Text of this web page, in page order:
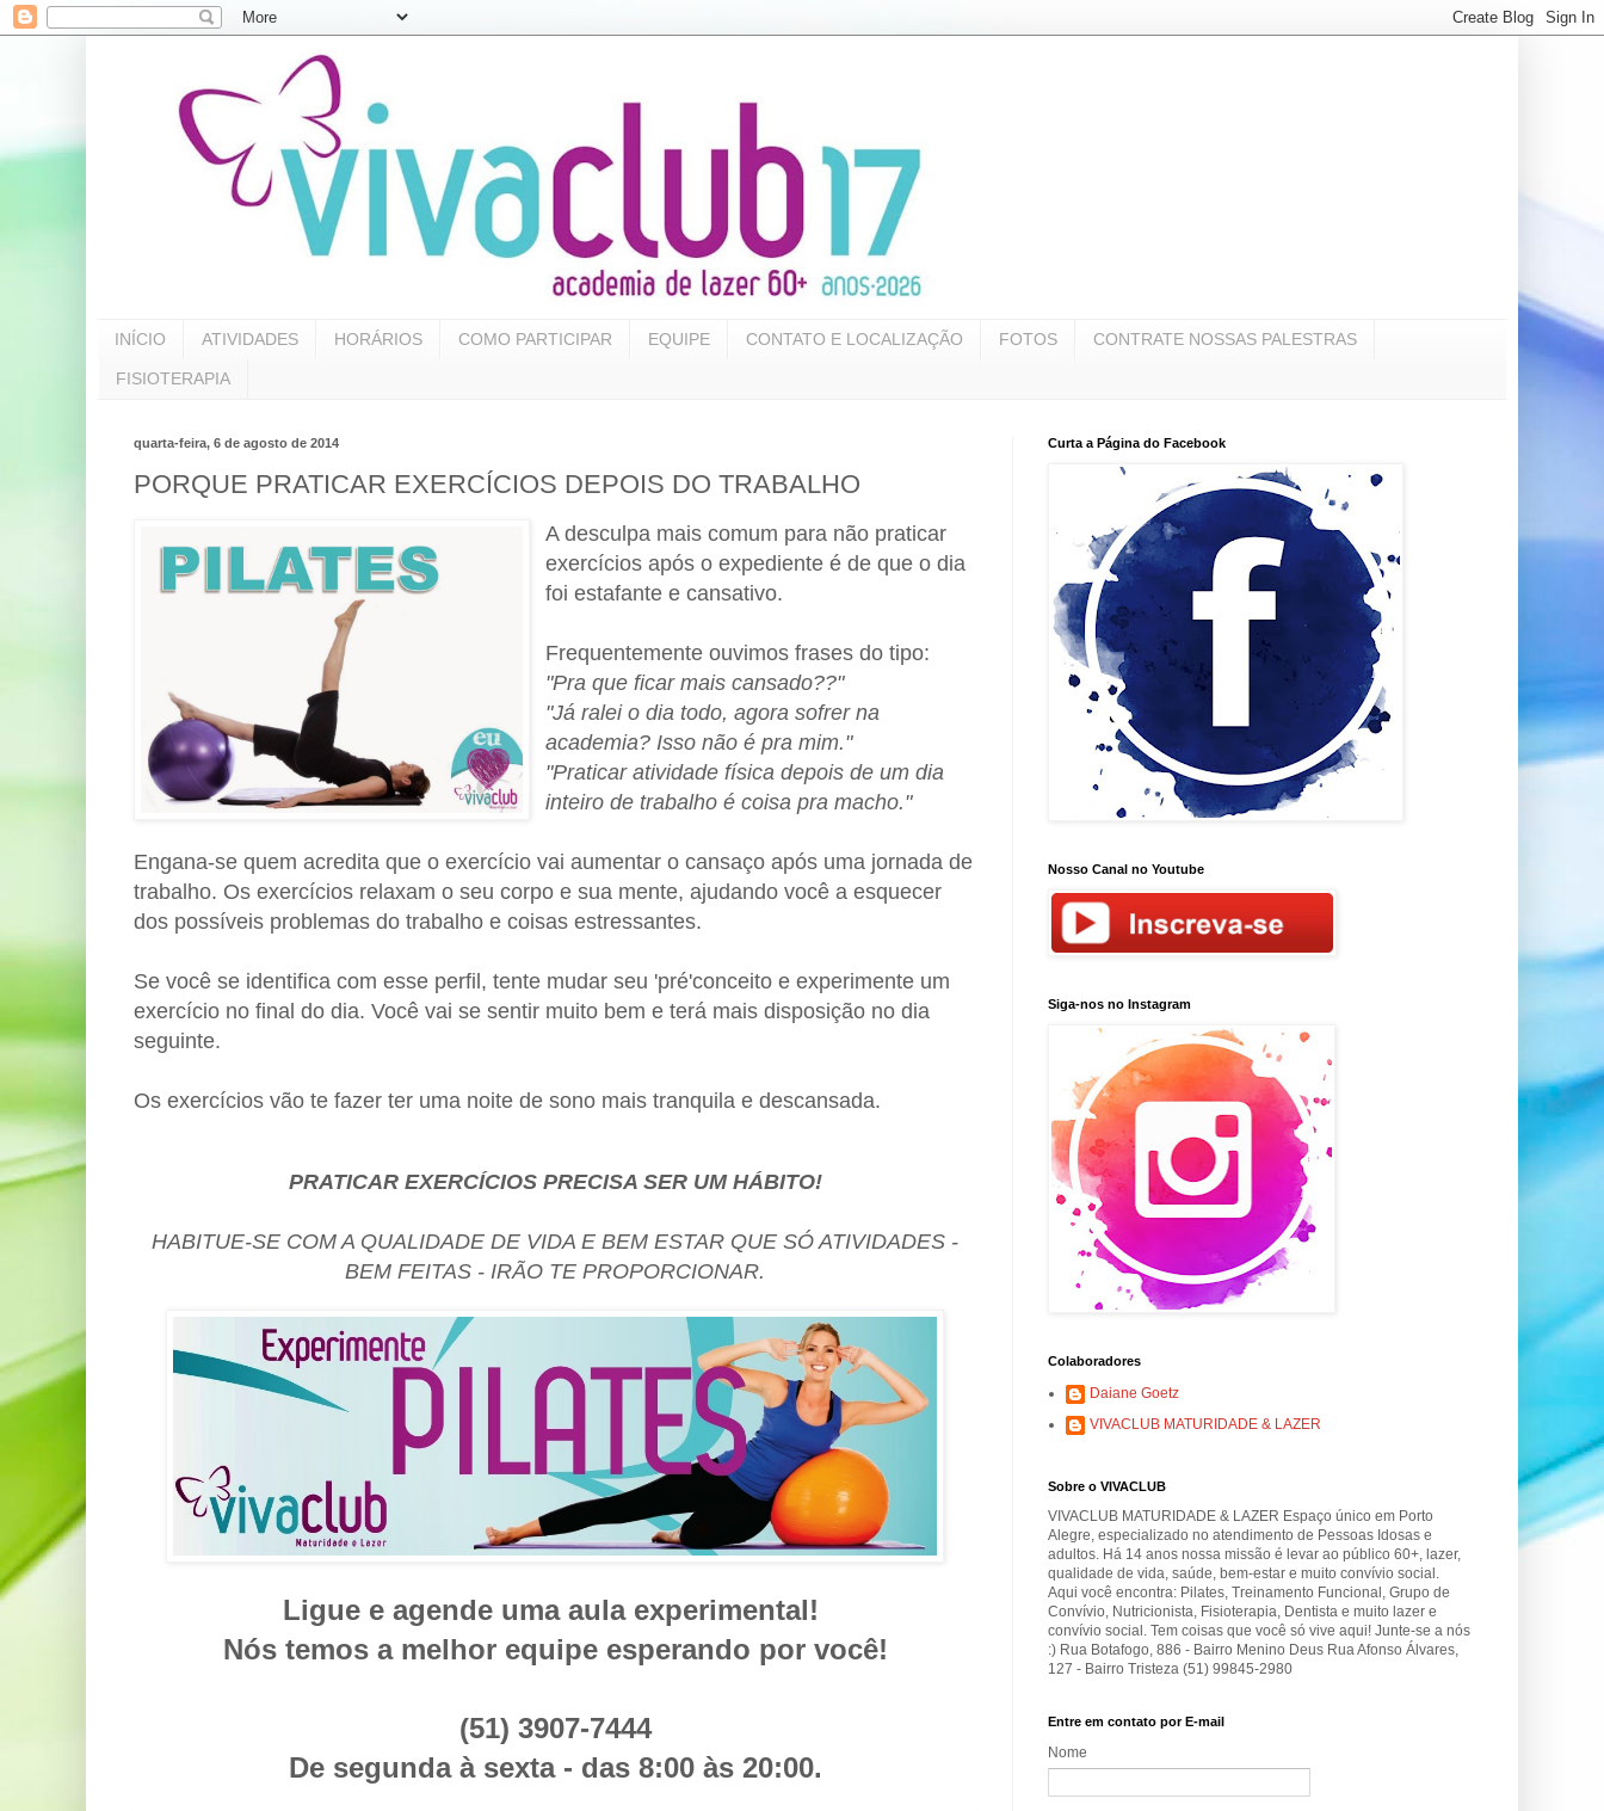
INÍCIO ATIVIDADES HORÁRIOS COMO PARTICIPAR EQUIPE CONTATO E LOCALIZAÇÃO FOTOS CONTRATE NOSSAS PALESTRAS
FISIOTERAPIA
quarta-feira, 6 de agosto de 2014
PORQUE PRATICAR EXERCÍCIOS DEPOIS DO TRABALHO
A desculpa mais comum para não praticar
exercícios após o expediente é de que o dia
foi estafante e cansativo.
Frequentemente ouvimos frases do tipo:
"Pra que ficar mais cansado??"
"Já ralei o dia todo, agora sofrer na
academia? Isso não é pra mim."
"Praticar atividade física depois de um dia
inteiro de trabalho é coisa pra macho."
Engana-se quem acredita que o exercício vai aumentar o cansaço após uma jornada de
trabalho. Os exercícios relaxam o seu corpo e sua mente, ajudando você a esquecer
dos possíveis problemas do trabalho e coisas estressantes.
Se você se identifica com esse perfil, tente mudar seu 'pré'conceito e experimente um
exercício no final do dia. Você vai se sentir muito bem e terá mais disposição no dia
seguinte.
Os exercícios vão te fazer ter uma noite de sono mais tranquila e descansada.
PRATICAR EXERCÍCIOS PRECISA SER UM HÁBITO!
HABITUE-SE COM A QUALIDADE DE VIDA E BEM ESTAR QUE SÓ ATIVIDADES -
BEM FEITAS - IRÃO TE PROPORCIONAR.
Ligue e agende uma aula experimental!
Nós temos a melhor equipe esperando por você!
(51) 3907-7444
De segunda à sexta - das 8:00 às 20:00.
Curta a Página do Facebook
Nosso Canal no Youtube
Siga-nos no Instagram
Colaboradores
Daiane Goetz
VIVACLUB MATURIDADE & LAZER
Sobre o VIVACLUB
VIVACLUB MATURIDADE & LAZER Espaço único em Porto
Alegre, especializado no atendimento de Pessoas Idosas e
adultos. Há 14 anos nossa missão é levar ao público 60+, lazer,
qualidade de vida, saúde, bem-estar e muito convívio social.
Aqui você encontra: Pilates, Treinamento Funcional, Grupo de
Convívio, Nutricionista, Fisioterapia, Dentista e muito lazer e
convívio social. Tem coisas que você só vive aqui! Junte-se a nós
:) Rua Botafogo, 886 - Bairro Menino Deus Rua Afonso Álvares,
127 - Bairro Tristeza (51) 99845-2980
Entre em contato por E-mail
Nome